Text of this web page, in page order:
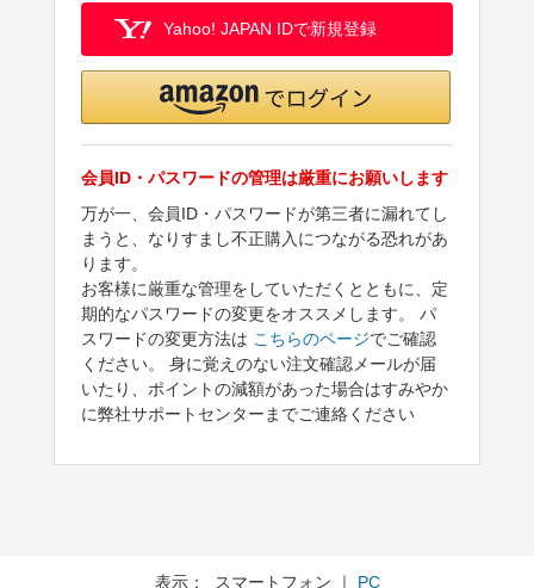
Yahoo! JAPAN IDで新規登録
会員ID・パスワードの管理は厳重にお願いします
万が一、会員ID・パスワードが第三者に漏れてし
まうと、なりすまし不正購入につながる恐れがあ
ります。
お客様に厳重な管理をしていただくとともに、定
期的なパスワードの変更をオススメします。 パ
スワードの変更方法は こちらのページでご確認
ください。 身に覚えのない注文確認メールが届
いたり、ポイントの減額があった場合はすみやか
に弊社サポートセンターまでご連絡ください
表示： スマートフォン ｜ PC